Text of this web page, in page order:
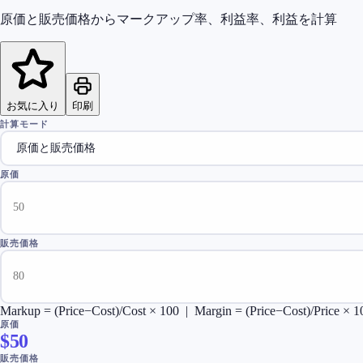
原価と販売価格からマークアップ率、利益率、利益を計算
お気に入り 印刷
計算モード
原価
販売価格
Markup = (Price−Cost)/Cost × 100 | Margin = (Price−Cost)/Price ×
原価
$50
販売価格